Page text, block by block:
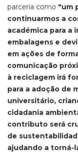
parceria como "um
continuarmos a
académica para a
embalagens e
em ações de
comunicação
à reciclagem irá
para a adoção de
universitário,
cidadania
contributo será
de
ajudando a torná-